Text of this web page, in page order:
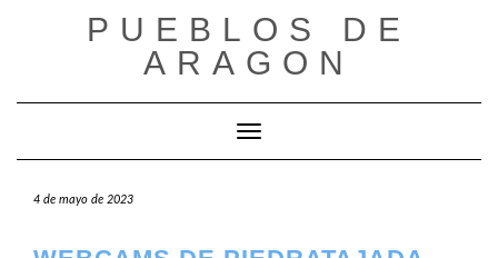
PUEBLOS DE
ARAGON
Cambiar modo de navegación
4 de mayo de 2023